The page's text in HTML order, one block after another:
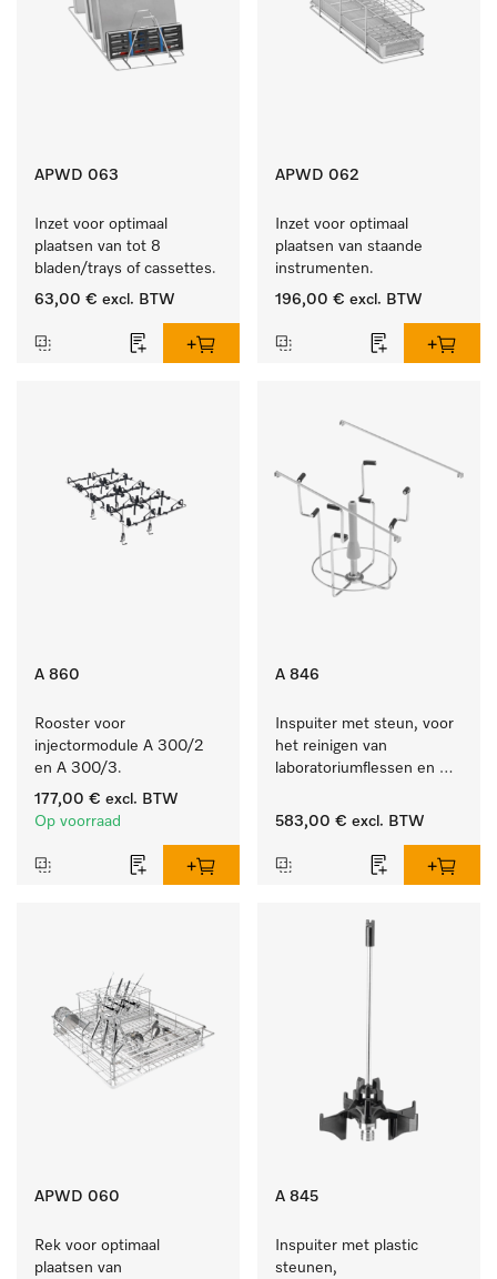
APWD 063
Inzet voor optimaal
plaatsen van tot 8
bladen/trays of cassettes.
63,00 € excl. BTW
APWD 062
Inzet voor optimaal
plaatsen van staande
instrumenten.
196,00 € excl. BTW
A 860
Rooster voor
injectormodule A 300/2
en A 300/3.
177,00 € excl. BTW
Op voorraad
A 846
Inspuiter met steun, voor
het reinigen van
laboratoriumflessen en
583,00 € excl. BTW
APWD 060
Rek voor optimaal
plaatsen van
A 845
Inspuiter met plastic
steunen,